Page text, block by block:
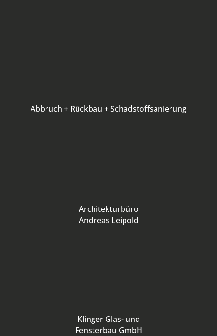
Abbruch + Rückbau + Schadstoffsanierung
Architekturbüro
Andreas Leipold
Klinger Glas- und
Fensterbau GmbH